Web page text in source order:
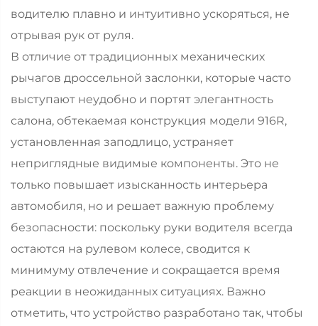
водителю плавно и интуитивно ускоряться, не
отрывая рук от руля.
В отличие от традиционных механических
рычагов дроссельной заслонки, которые часто
выступают неудобно и портят элегантность
салона, обтекаемая конструкция модели 916R,
установленная заподлицо, устраняет
неприглядные видимые компоненты. Это не
только повышает изысканность интерьера
автомобиля, но и решает важную проблему
безопасности: поскольку руки водителя всегда
остаются на рулевом колесе, сводится к
минимуму отвлечение и сокращается время
реакции в неожиданных ситуациях. Важно
отметить, что устройство разработано так, чтобы